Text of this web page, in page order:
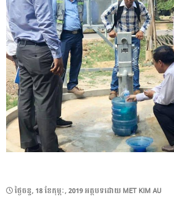
POSTED
ថ្ងៃ​ចន្ទ, 18 ខែ​កុម្ភៈ, 2019អត្ថបទដោយ MET KIM AU